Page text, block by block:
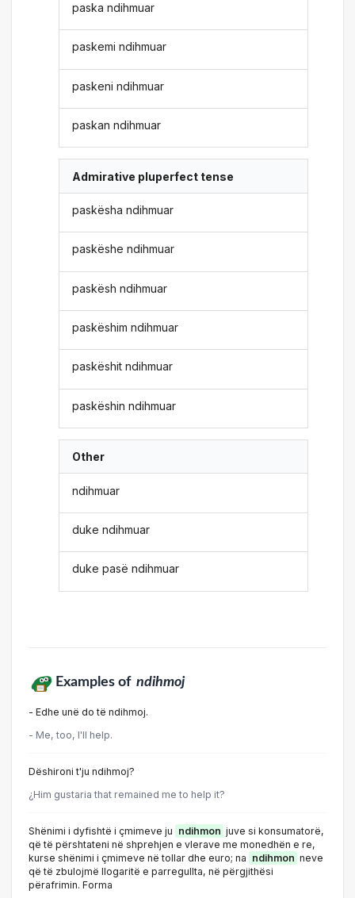
paska ndihmuar
paskemi ndihmuar
paskeni ndihmuar
paskan ndihmuar
Admirative pluperfect tense
paskësha ndihmuar
paskëshe ndihmuar
paskësh ndihmuar
paskëshim ndihmuar
paskëshit ndihmuar
paskëshin ndihmuar
Other
ndihmuar
duke ndihmuar
duke pasë ndihmuar
Examples of ndihmoj
- Edhe unë do të ndihmoj.
- Me, too, I'll help.
Dëshironi t'ju ndihmoj?
¿Him gustaria that remained me to help it?
Shënimi i dyfishtë i çmimeve ju ndihmon juve si konsumatorë,
që të përshtateni në shprehjen e vlerave me monedhën e re,
kurse shënimi i çmimeve në tollar dhe euro; na ndihmon neve
që të zbulojmë llogaritë e parregullta, në përgjithësi
përafrimin. Forma